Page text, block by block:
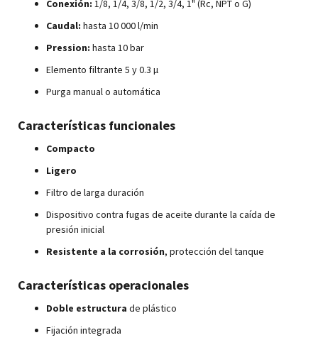
Conexión: 1/8, 1/4, 3/8, 1/2, 3/4, 1" (Rc, NPT o G)
Caudal: hasta 10 000 l/min
Pression: hasta 10 bar
Elemento filtrante 5 y 0.3 µ
Purga manual o automática
Características funcionales
Compacto
Ligero
Filtro de larga duración
Dispositivo contra fugas de aceite durante la caída de
presión inicial
Resistente a la corrosión, protección del tanque
Características operacionales
Doble estructura de plástico
Fijación integrada